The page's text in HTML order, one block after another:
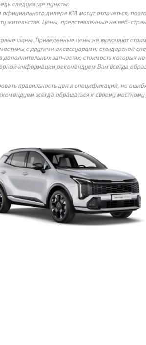
следующие пункты:
дилера KIA могут отличаться,
Цены, представленные на веб-
шины. Приведенные цены не включают
с другими аксессуарами, стандартной
запчастях, стоимость которых
информации рекомендуем Вам всегда
правильность цен и спецификаций, но
всегда обращаться к своему местному